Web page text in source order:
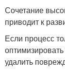
Сочетание
приводит к
Если процесс
удалить